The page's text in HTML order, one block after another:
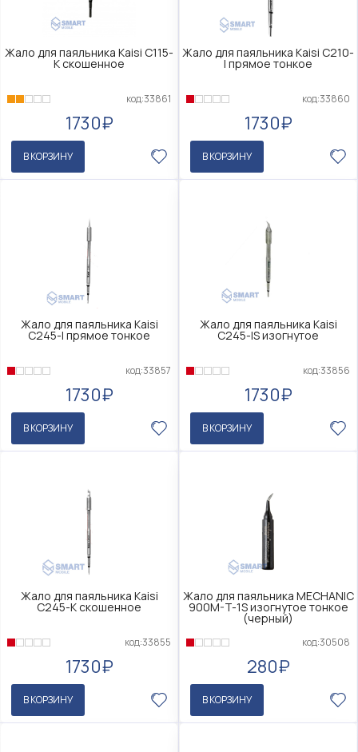
Жало для паяльника Kaisi C115-
K скошенное
код:33861
1730₽
В КОРЗИНУ
Жало для паяльника Kaisi C210-
I прямое тонкое
код:33860
1730₽
В КОРЗИНУ
Жало для паяльника Kaisi
C245-I прямое тонкое
код:33857
1730₽
В КОРЗИНУ
Жало для паяльника Kaisi
C245-IS изогнутое
код:33856
1730₽
В КОРЗИНУ
Жало для паяльника Kaisi
C245-K скошенное
код:33855
1730₽
В КОРЗИНУ
Жало для паяльника MECHANIC
900M-T-1S изогнутое тонкое
(черный)
код:30508
280₽
В КОРЗИНУ